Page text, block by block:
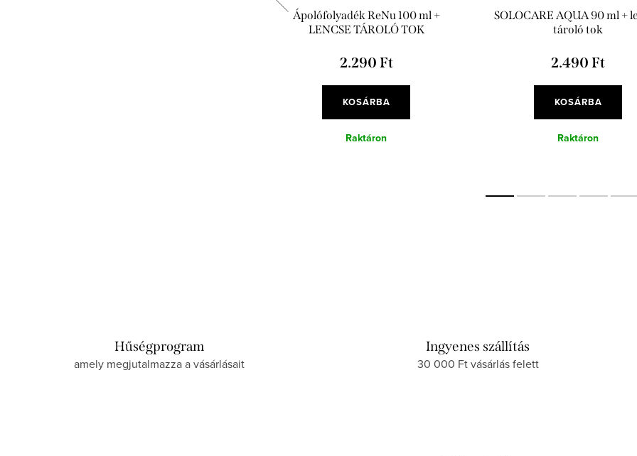
Ápolófolyadék ReNu 100 ml +
LENCSE TÁROLÓ TOK
2.290 Ft
KOSÁRBA
Raktáron
SOLOCARE AQUA 90 ml +
tároló tok
2.490 Ft
KOSÁRBA
Raktáron
Hűségprogram
amely megjutalmazza a vásárlásait
Ingyenes szállítás
30 000 Ft vásárlás felett